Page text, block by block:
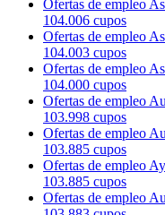
Ofertas de empleo
104.006 cupos
Ofertas de empleo
104.003 cupos
Ofertas de empleo
104.000 cupos
Ofertas de empleo
103.998 cupos
Ofertas de empleo
103.885 cupos
Ofertas de empleo
103.885 cupos
Ofertas de empleo